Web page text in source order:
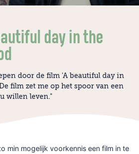
day in the
door de film 'A beautiful day in
film zet me op het spoor van een
willen leven."
min mogelijk voorkennis een film in te